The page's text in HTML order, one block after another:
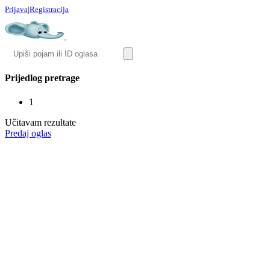
Prijava|Registracija
Prijedlog pretrage
1
Učitavam rezultate
Predaj oglas